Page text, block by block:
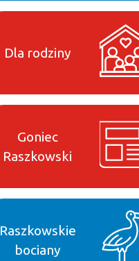
Dla rodziny
Goniec
Raszkowski
Raszkowskie
bociany